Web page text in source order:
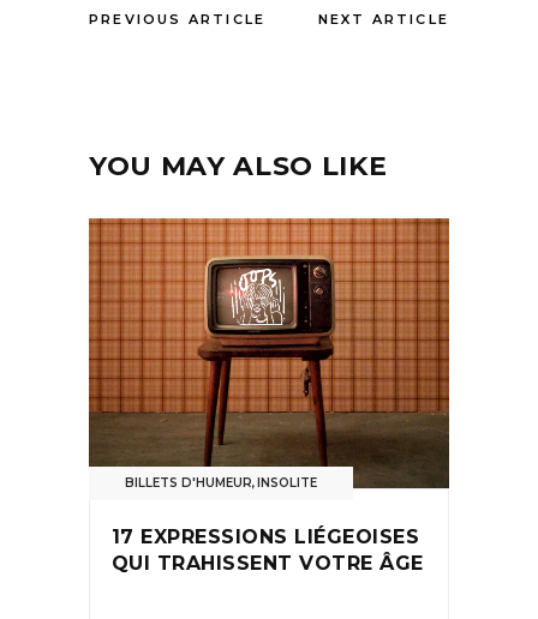
PREVIOUS ARTICLE NEXT ARTICLE
YOU MAY ALSO LIKE
BILLETS D'HUMEUR, INSOLITE
17 EXPRESSIONS LIÉGEOISES
QUI TRAHISSENT VOTRE ÂGE